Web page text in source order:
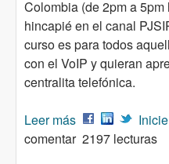
Colombia (de 2pm a
hincapié en el canal
curso es para todos
con el VoIP y quieran
centralita telefónica.
Leer más sobre
Telefónica –
comentar 2197 lecturas